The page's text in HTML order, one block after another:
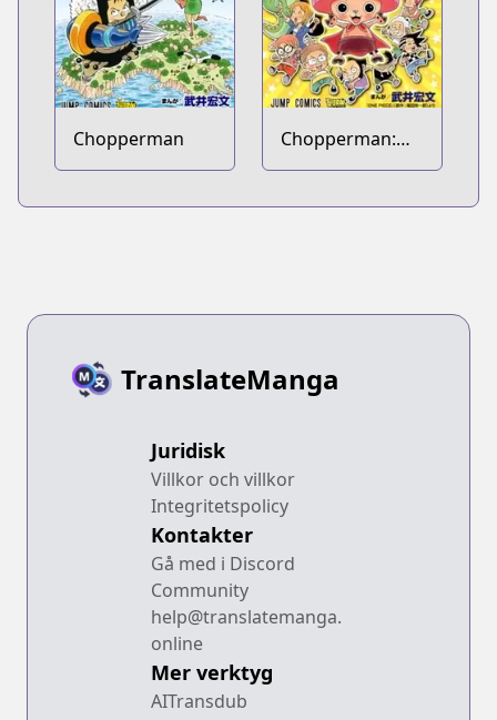
Chopperman
Chopperman:
Yuke Yuke!
TranslateManga
Juridisk
Villkor och villkor
Integritetspolicy
Kontakter
Gå med i Discord
Community
help@translatemanga.
online
Mer verktyg
AITransdub